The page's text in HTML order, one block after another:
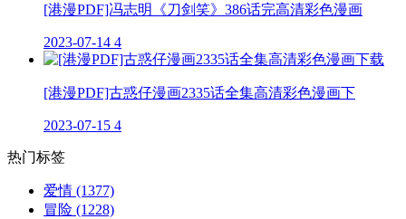
[港漫PDF]冯志明《刀剑笑》386话完高清彩色漫画
2023-07-14 4
[港漫PDF]古惑仔漫画2335话全集高清彩色漫画下
2023-07-15 4
热门标签
爱情 (1377)
冒险 (1228)